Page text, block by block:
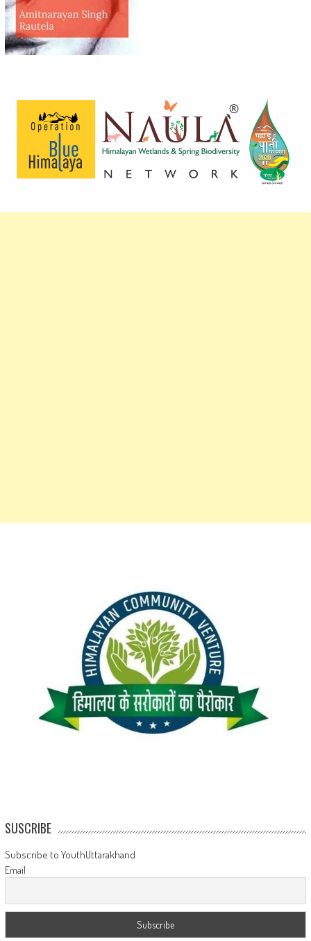
SUSCRIBE
Subscribe to YouthUttarakhand
Email